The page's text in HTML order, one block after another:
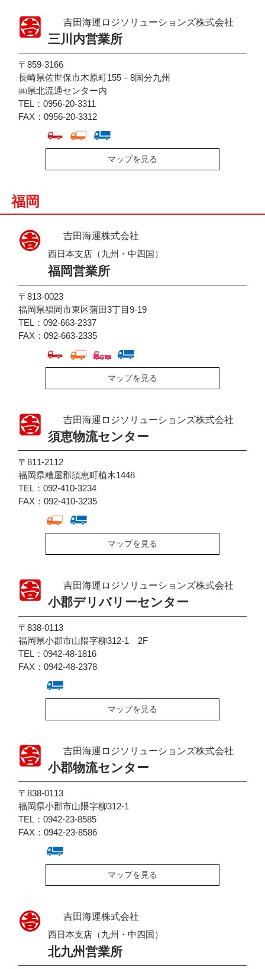
吉田海運ロジソリューションズ株式会社
三川内営業所
〒859-3166
長崎県佐世保市木原町155－8国分九州
㈱県北流通センター内
TEL：0956-20-3311
FAX：0956-20-3312
マップを見る
福岡
吉田海運株式会社
西日本支店（九州・中四国）
福岡営業所
〒813-0023
福岡県福岡市東区蒲田3丁目9-19
TEL：092-663-2337
FAX：092-663-2335
マップを見る
吉田海運ロジソリューションズ株式会社
須恵物流センター
〒811-2112
福岡県糟屋郡須恵町植木1448
TEL：092-410-3234
FAX：092-410-3235
マップを見る
吉田海運ロジソリューションズ株式会社
小郡デリバリーセンター
〒838-0113
福岡県小郡市山隈字柳312-1 2F
TEL：0942-48-1816
FAX：0942-48-2378
マップを見る
吉田海運ロジソリューションズ株式会社
小郡物流センター
〒838-0113
福岡県小郡市山隈字柳312-1
TEL：0942-23-8585
FAX：0942-23-8586
マップを見る
吉田海運株式会社
西日本支店（九州・中四国）
北九州営業所